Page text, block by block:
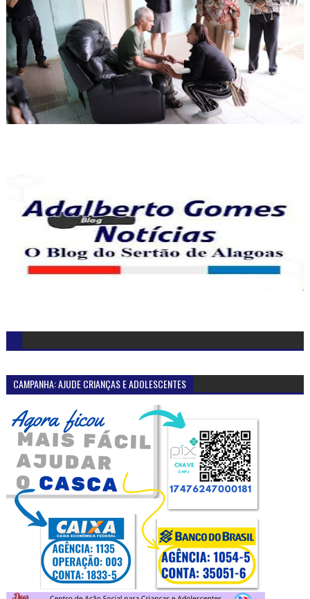
CAMPANHA: AJUDE CRIANÇAS E ADOLESCENTES